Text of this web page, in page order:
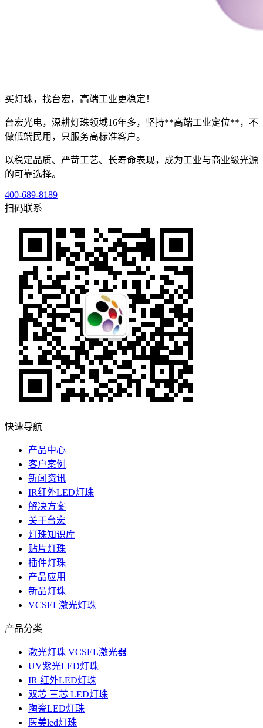
买灯珠，找台宏，高端工业更稳定！
台宏光电，深耕灯珠领域16年多，坚持**高端工业定位**，不
做低端民用，只服务高标准客户。
以稳定品质、严苛工艺、长寿命表现，成为工业与商业级光源
的可靠选择。
400-689-8189
扫码联系
快速导航
产品中心
客户案例
新闻资讯
IR红外LED灯珠
解决方案
关于台宏
灯珠知识库
贴片灯珠
插件灯珠
产品应用
新品灯珠
VCSEL激光灯珠
产品分类
激光灯珠 VCSEL激光器
UV紫光LED灯珠
IR 红外LED灯珠
双芯 三芯 LED灯珠
陶瓷LED灯珠
医美led灯珠